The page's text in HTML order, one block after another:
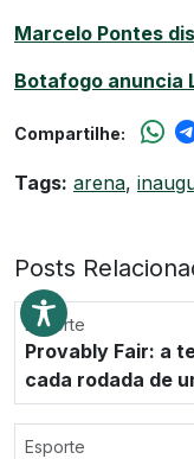
Marcelo Pontes
Botafogo anuncia
Compartilhe:
Tags: arena,
Posts
Esporte
Provably Fair: a
cada rodada de
Esporte